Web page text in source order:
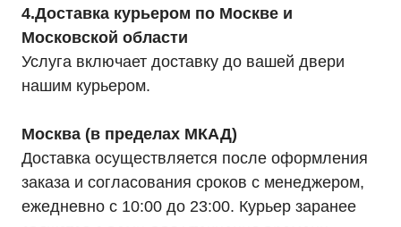
4.Доставка курьером по Москве и
Московской области
Услуга включает доставку до вашей двери
нашим курьером.
Москва (в пределах МКАД)
Доставка осуществляется после оформления
заказа и согласования сроков с менеджером,
ежедневно с 10:00 до 23:00. Курьер заранее